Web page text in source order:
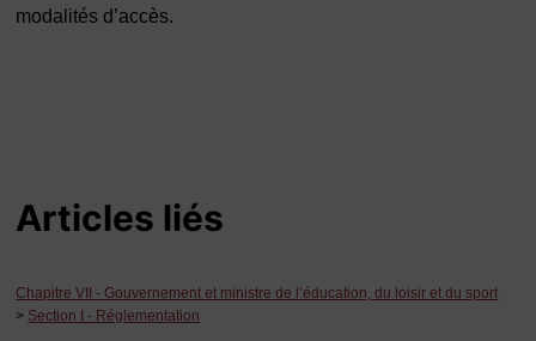
modalités d’accès.
Articles liés
Chapitre VII - Gouvernement et ministre de l’éducation, du loisir et du sport
> Section I - Réglementation